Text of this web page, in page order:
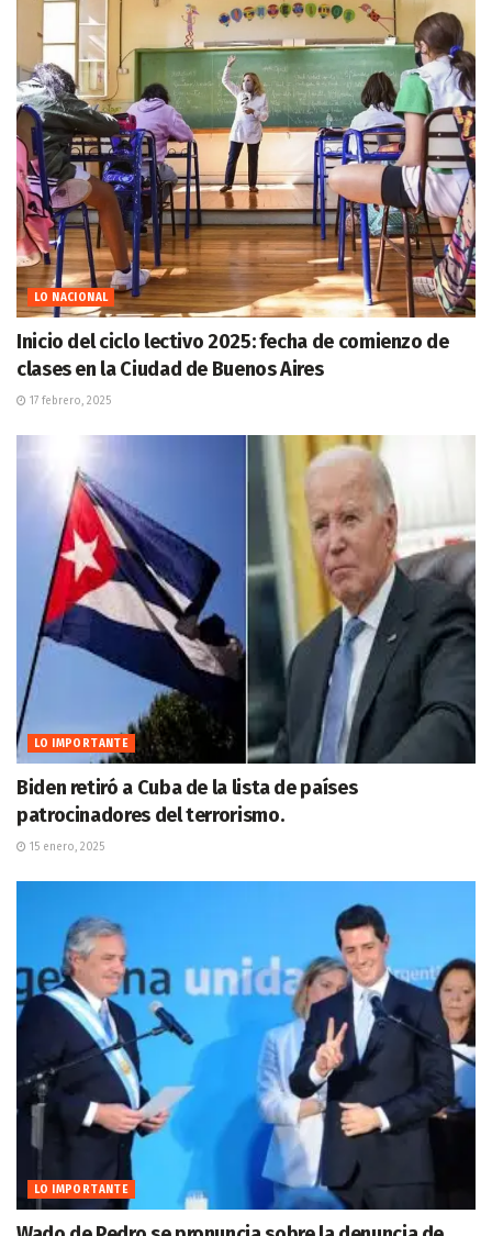
LO NACIONAL
Inicio del ciclo lectivo 2025: fecha de comienzo de
clases en la Ciudad de Buenos Aires
17 febrero, 2025
LO IMPORTANTE
Biden retiró a Cuba de la lista de países
patrocinadores del terrorismo.
15 enero, 2025
LO IMPORTANTE